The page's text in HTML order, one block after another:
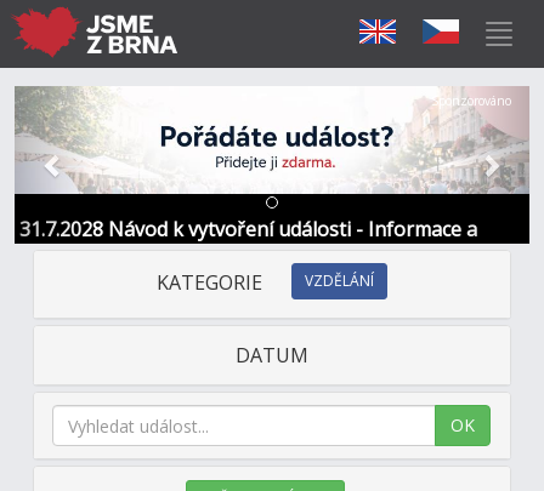
31.7.2028 Návod k vytvoření události - Informace a
kontakt
Předchozí Další
Sponzorováno
KATEGORIE VZDĚLÁNÍ
DATUM
OK